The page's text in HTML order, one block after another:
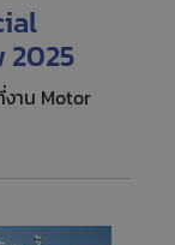
2025
าน Motor